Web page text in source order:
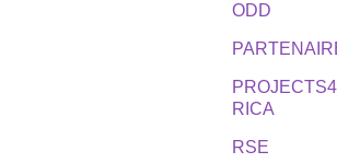
ODD
RICA
RSE